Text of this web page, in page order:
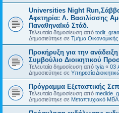
Universities Night
Αφετηρία: Λ. Βασιλίσσης
Παναθηναϊκό Στάδ.
Τελευταία δημοσίευση από
Δημοσιεύτηκε σε Τμήμα Οικονομικής
Προκήρυξη για την
Συμβούλιο Διοικητικού
Τελευταία δημοσίευση από tyia « 03
Δημοσιεύτηκε σε Υπηρεσία
Πρόγραμμα Εξεταστικής
Τελευταία δημοσίευση από
Δημοσιεύτηκε σε Μεταπτυχιακό MBA